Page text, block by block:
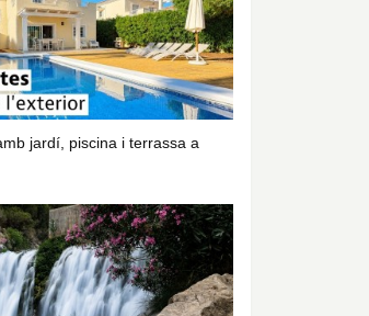
jardí, piscina i terrassa a